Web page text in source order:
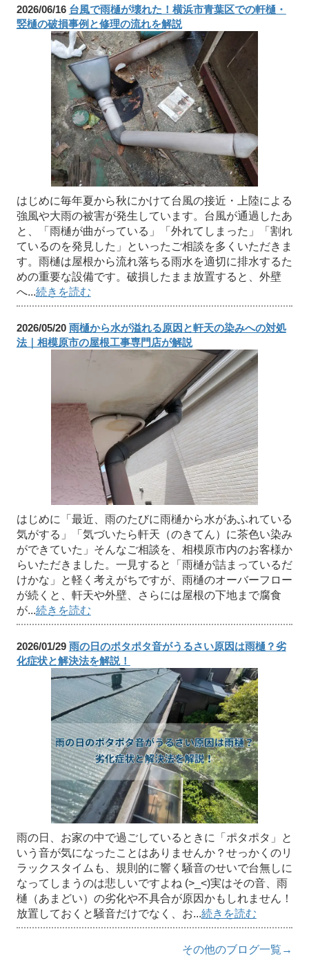
2026/06/16 台風で雨樋が壊れた！横浜市青葉区での軒樋・
竪樋の破損事例と修理の流れを解説
はじめに毎年夏から秋にかけて台風の接近・上陸による
強風や大雨の被害が発生しています。台風が通過したあ
と、「雨樋が曲がっている」「外れてしまった」「割れ
ているのを発見した」といったご相談を多くいただきま
す。雨樋は屋根から流れ落ちる雨水を適切に排水するた
めの重要な設備です。破損したまま放置すると、外壁
へ...続きを読む
2026/05/20 雨樋から水が溢れる原因と軒天の染みへの対処
法｜相模原市の屋根工事専門店が解説
はじめに「最近、雨のたびに雨樋から水があふれている
気がする」「気づいたら軒天（のきてん）に茶色い染み
ができていた」そんなご相談を、相模原市内のお客様か
らいただきました。一見すると「雨樋が詰まっているだ
けかな」と軽く考えがちですが、雨樋のオーバーフロー
が続くと、軒天や外壁、さらには屋根の下地まで腐食
が...続きを読む
2026/01/29 雨の日のポタポタ音がうるさい原因は雨樋？劣
化症状と解決法を解説！
雨の日、お家の中で過ごしているときに「ポタポタ」と
いう音が気になったことはありませんか？せっかくのリ
ラックスタイムも、規則的に響く騒音のせいで台無しに
なってしまうのは悲しいですよね (>_<)実はその音、雨
樋（あまどい）の劣化や不具合が原因かもしれません！
放置しておくと騒音だけでなく、お...続きを読む
その他のブログ一覧→